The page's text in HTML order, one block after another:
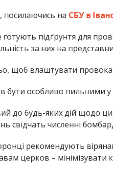
, посилаючись на СБУ в
підґрунтя для
за них на
щоб влаштувати
бути особливо пильними у
до будь-яких дій щодо
свідчать численні
рекомендують
церков – мінімізувати